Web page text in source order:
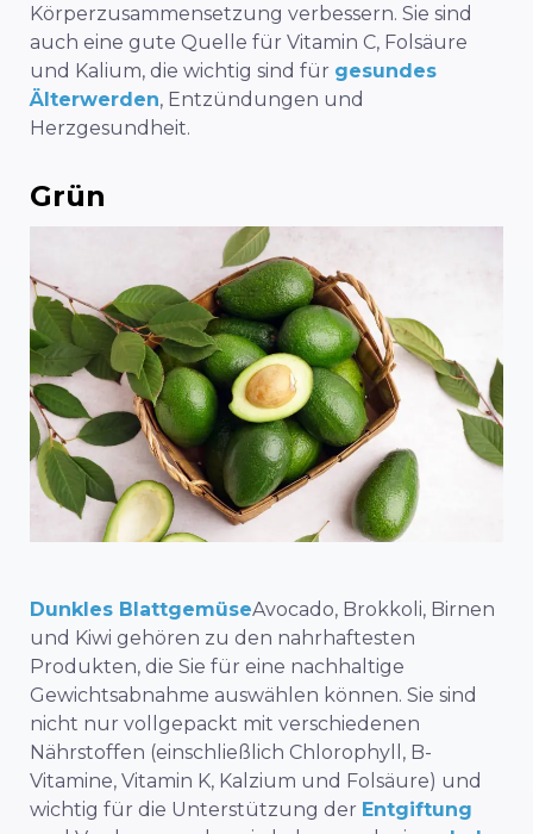
Körperzusammensetzung verbessern. Sie sind
auch eine gute Quelle für Vitamin C, Folsäure
und Kalium, die wichtig sind für gesundes
Älterwerden, Entzündungen und
Herzgesundheit.
Grün
Dunkles BlattgemüseAvocado, Brokkoli, Birnen
und Kiwi gehören zu den nahrhaftesten
Produkten, die Sie für eine nachhaltige
Gewichtsabnahme auswählen können. Sie sind
nicht nur vollgepackt mit verschiedenen
Nährstoffen (einschließlich Chlorophyll, B-
Vitamine, Vitamin K, Kalzium und Folsäure) und
wichtig für die Unterstützung der Entgiftung